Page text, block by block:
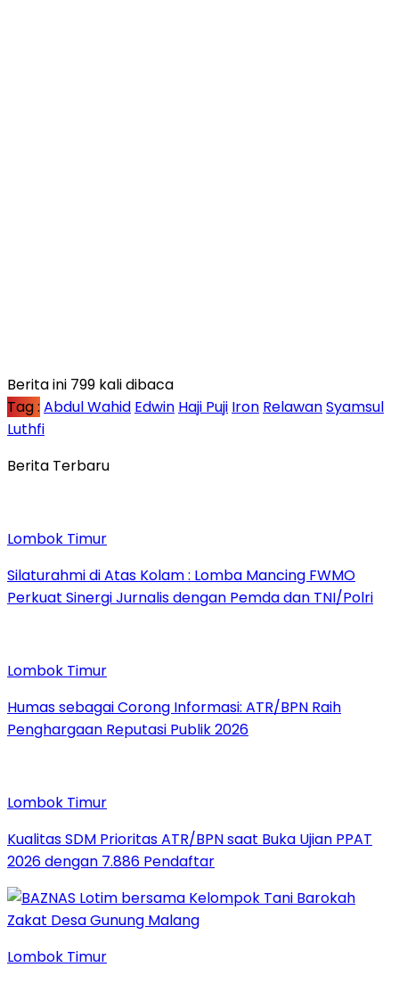
Berita ini 799 kali dibaca
Tag : Abdul Wahid Edwin Haji Puji Iron RelawanSyamsul
Luthfi
Berita Terbaru
Lombok Timur
Silaturahmi di Atas Kolam : Lomba Mancing FWMO
Perkuat Sinergi Jurnalis dengan Pemda dan TNI/Polri
Lombok Timur
Humas sebagai Corong Informasi: ATR/BPN Raih
Penghargaan Reputasi Publik 2026
Lombok Timur
Kualitas SDM Prioritas ATR/BPN saat Buka Ujian PPAT
2026 dengan 7.886 Pendaftar
Lombok Timur